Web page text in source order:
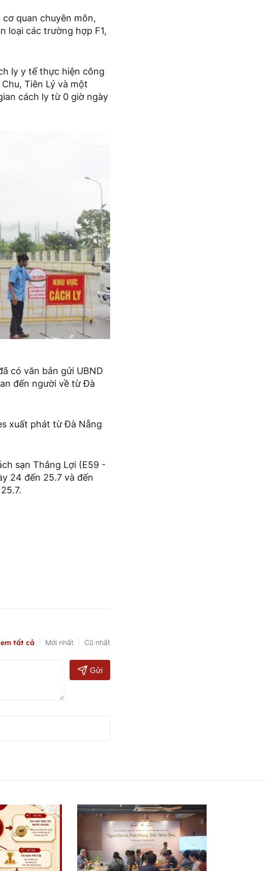
quan chuyên môn,
loại các trường hợp F1,
ly y tế thực hiện công
Tiên Lý và một
cách ly từ 0 giờ ngày
có văn bản gửi UBND
đến người về từ Đà
xuất phát từ Đà Nẵng
sạn Thắng Lợi (E59 -
24 đến 25.7 và đến
tất cả Mới nhất Cũ nhất
Gửi